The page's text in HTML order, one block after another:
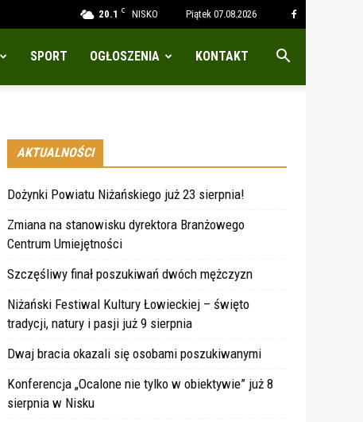
20.1 C NISKO Piątek 07.08.2026
SPORT OGŁOSZENIA KONTAKT
AKTUALNOŚCI
Dożynki Powiatu Niżańskiego już 23 sierpnia!
Zmiana na stanowisku dyrektora Branżowego
Centrum Umiejętności
Szczęśliwy finał poszukiwań dwóch mężczyzn
Niżański Festiwal Kultury Łowieckiej – święto
tradycji, natury i pasji już 9 sierpnia
Dwaj bracia okazali się osobami poszukiwanymi
Konferencja „Ocalone nie tylko w obiektywie” już 8
sierpnia w Nisku